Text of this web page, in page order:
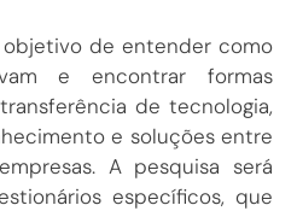
de entender como
e encontrar formas
de tecnologia,
e soluções entre
A pesquisa será
específicos, que